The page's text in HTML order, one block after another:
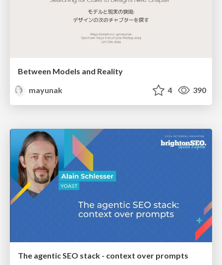
Between Models and Reality
mayunak
4 390
The agentic SEO stack - context over prompts